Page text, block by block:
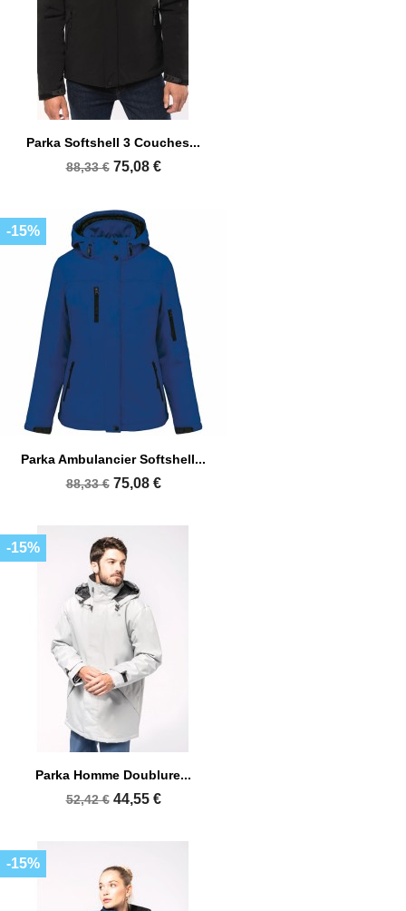
Parka Softshell 3 Couches...
88,33 € 75,08 €
Parka Ambulancier Softshell...
88,33 € 75,08 €
-15%
Parka Homme Doublure...
52,42 € 44,55 €
-15%
-15%